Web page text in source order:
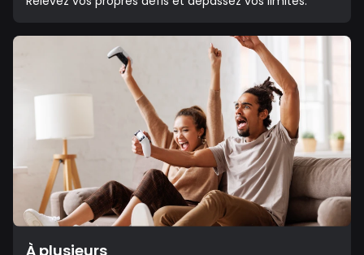
À plusieurs